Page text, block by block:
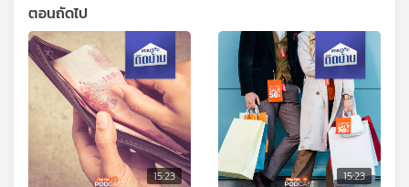
ตอนถัดไป
15:23 15:23